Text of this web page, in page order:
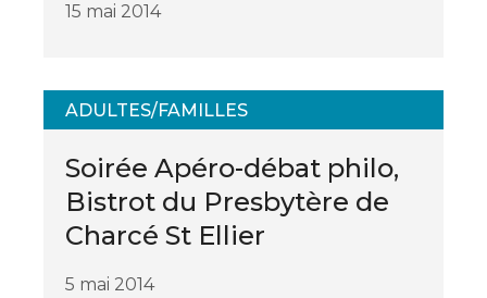
15 mai 2014
ADULTES/FAMILLES
Soirée Apéro-débat philo,
Bistrot du Presbytère de
Charcé St Ellier
5 mai 2014